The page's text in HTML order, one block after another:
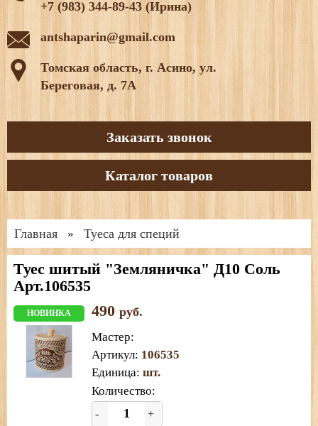
+7 (983) 344-89-43 (Ирина)
antshaparin@gmail.com
Томская область, г. Асино, ул.
Береговая, д. 7А
Заказать звонок
Каталог товаров
Главная » Туеса для специй
Туес шитый "Земляничка" Д10 Соль
Арт.106535
НОВИНКА 490 руб.
Мастер:
Артикул: 106535
Единица: шт.
Количество:
- +